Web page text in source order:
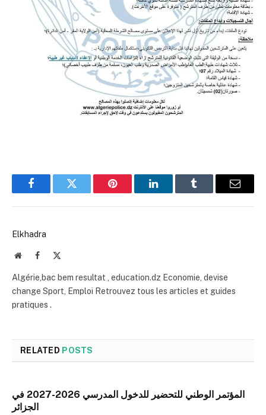
FacebookTwitter Pinterest LinkedInTumblr Email
Elkhadra
WebsiteFacebook
Algérie,bac bem resultat , education.dz Economie, devise
change Sport, Emploi Retrouvez tous les articles et guides
pratiques .
RELATED POSTS
المؤتمر الوطني للتحضير للدخول المدرسي 2026-2027 في
الجزائر